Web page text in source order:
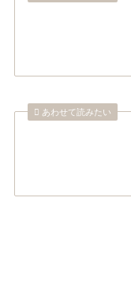
あわせて読みたい